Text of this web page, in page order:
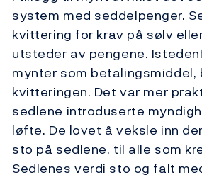
system med seddelpenger.
kvittering for krav på sølv
utsteder av pengene.
mynter som betalingsmiddel,
kvitteringen. Det var mer
sedlene introduserte
løfte. De lovet å veksle inn
sto på sedlene, til alle som
Sedlenes verdi sto og falt